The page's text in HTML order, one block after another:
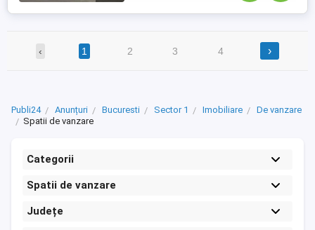
‹ 1 2 3 4 ›
Publi24 Anunțuri Bucuresti Sector 1 Imobiliare
De vanzare
Spatii de vanzare
Categorii
Spatii de vanzare
Județe